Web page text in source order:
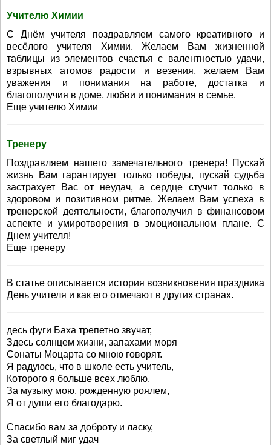
Учителю Химии
С Днём учителя поздравляем самого креативного и
весёлого учителя Химии. Желаем Вам жизненной
таблицы из элементов счастья с валентностью удачи,
взрывных атомов радости и везения, желаем Вам
уважения и понимания на работе, достатка и
благополучия в доме, любви и понимания в семье.
Еще учителю Химии
Тренеру
Поздравляем нашего замечательного тренера! Пускай
жизнь Вам гарантирует только победы, пускай судьба
застрахует Вас от неудач, а сердце стучит только в
здоровом и позитивном ритме. Желаем Вам успеха в
тренерской деятельности, благополучия в финансовом
аспекте и умиротворения в эмоциональном плане. С
Днем учителя!
Еще тренеру
В статье описывается история возникновения праздника
День учителя и как его отмечают в других странах.
десь фуги Баха трепетно звучат,
Здесь солнцем жизни, запахами моря
Сонаты Моцарта со мною говорят.
Я радуюсь, что в школе есть учитель,
Которого я больше всех люблю.
За музыку мою, рожденную роялем,
Я от души его благодарю.
Спасибо вам за доброту и ласку,
За светлый миг удач